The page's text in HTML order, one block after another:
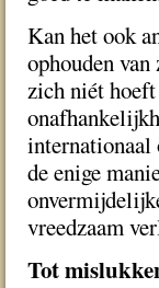
Kan het ook
ophouden
zich niét hoeft
internationaal
de enige
vreedzaam
Tot